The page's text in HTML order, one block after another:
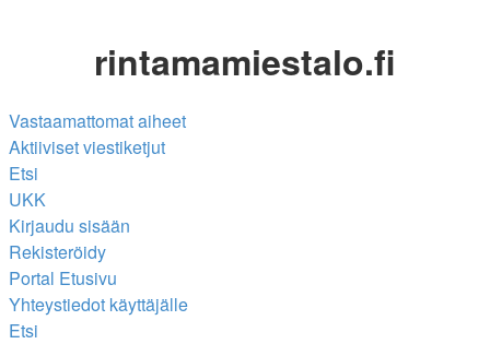
rintamamiestalo.fi
Vastaamattomat aiheet
Aktiiviset viestiketjut
Etsi
UKK
Kirjaudu sisään
Rekisteröidy
Portal Etusivu
Yhteystiedot käyttäjälle
Etsi